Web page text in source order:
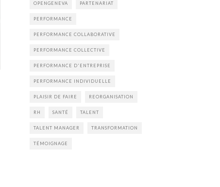
OPENGENEVA PARTENARIAT
PERFORMANCE
PERFORMANCE COLLABORATIVE
PERFORMANCE COLLECTIVE
PERFORMANCE D'ENTREPRISE
PERFORMANCE INDIVIDUELLE
PLAISIR DE FAIRE REORGANISATION
RH SANTÉ TALENT
TALENT MANAGER TRANSFORMATION
TÉMOIGNAGE